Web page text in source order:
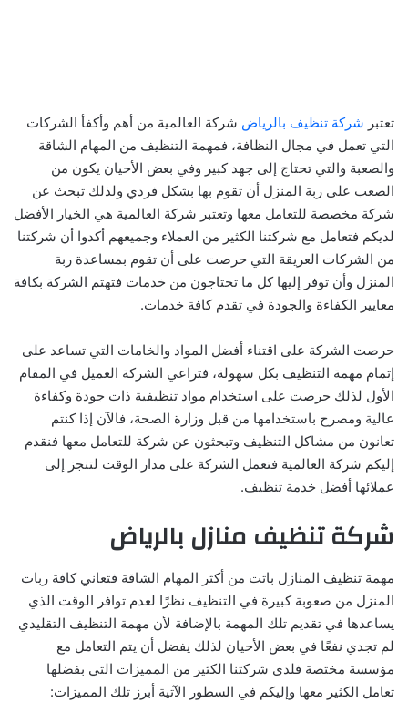
تعتبر شركة تنظيف بالرياض شركة العالمية من أهم وأكفأ الشركات
التي تعمل في مجال النظافة، فمهمة التنظيف من المهام الشاقة
والصعبة والتي تحتاج إلى جهد كبير وفي بعض الأحيان يكون من
الصعب على ربة المنزل أن تقوم بها بشكل فردي ولذلك تبحث عن
شركة مخصصة للتعامل معها وتعتبر شركة العالمية هي الخيار الأفضل
لديكم فتعامل مع شركتنا الكثير من العملاء وجميعهم أكدوا أن شركتنا
من الشركات العريقة التي حرصت على أن تقوم بمساعدة ربة
المنزل وأن توفر إليها كل ما تحتاجون من خدمات فتهتم الشركة بكافة
معايير الكفاءة والجودة في تقدم كافة خدمات.
حرصت الشركة على اقتناء أفضل المواد والخامات التي تساعد على
إتمام مهمة التنظيف بكل سهولة، فتراعي الشركة العميل في المقام
الأول لذلك حرصت على استخدام مواد تنظيفية ذات جودة وكفاءة
عالية ومصرح باستخدامها من قبل وزارة الصحة، فالآن إذا كنتم
تعانون من مشاكل التنظيف وتبحثون عن شركة للتعامل معها فنقدم
إليكم شركة العالمية فتعمل الشركة على مدار الوقت لتنجز إلى
عملائها أفضل خدمة تنظيف.
شركة تنظيف منازل بالرياض
مهمة تنظيف المنازل باتت من أكثر المهام الشاقة فتعاني كافة ربات
المنزل من صعوبة كبيرة في التنظيف نظرًا لعدم توافر الوقت الذي
يساعدها في تقديم تلك المهمة بالإضافة لأن مهمة التنظيف التقليدي
لم تجدي نفعًا في بعض الأحيان لذلك يفضل أن يتم التعامل مع
مؤسسة مختصة فلدى شركتنا الكثير من المميزات التي بفضلها
تعامل الكثير معها وإليكم في السطور الآتية أبرز تلك المميزات: